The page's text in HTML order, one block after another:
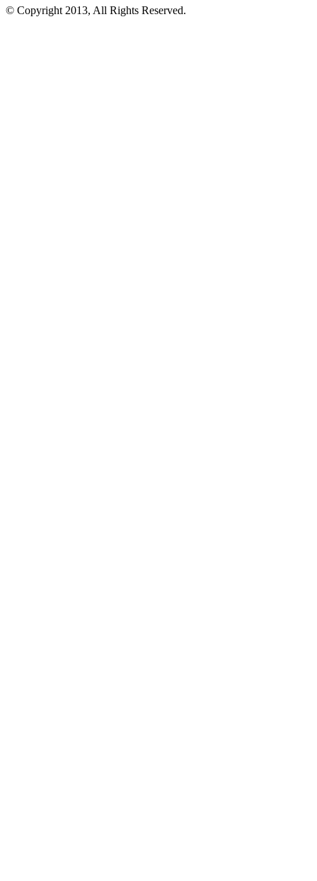
© Copyright 2013, All Rights Reserved.